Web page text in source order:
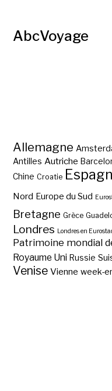
AbcVoyage
Allemagne
Antilles Autriche
Chine Croatie
Nord Europe du Sud
Bretagne Grèce
Londres Londres en
Patrimoine mondial
Royaume Uni Russie
Venise Vienne week-